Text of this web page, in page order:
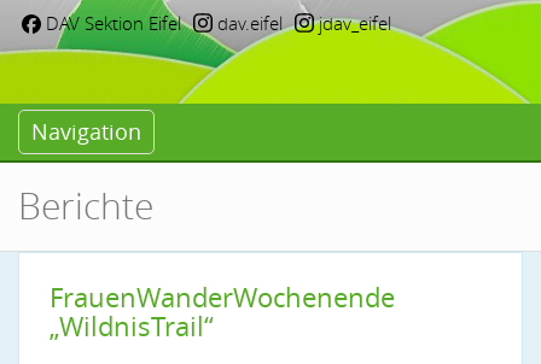
DAV Sektion Eifel
dav.eifel jdav_eifel
Navigation
Berichte
FrauenWanderWochenende
„WildnisTrail“